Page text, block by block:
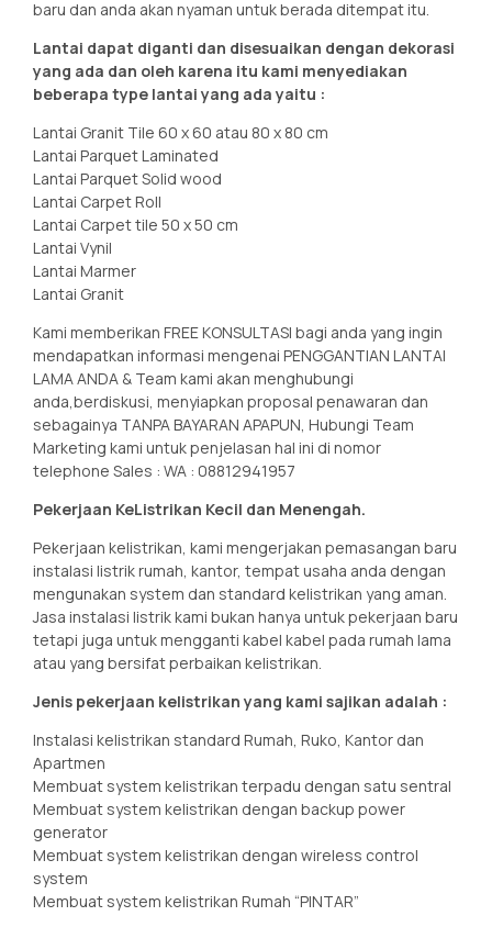
baru dan anda akan nyaman untuk berada ditempat itu.
Lantai dapat diganti dan disesuaikan dengan dekorasi
yang ada dan oleh karena itu kami menyediakan
beberapa type lantai yang ada yaitu :
Lantai Granit Tile 60 x 60 atau 80 x 80 cm
Lantai Parquet Laminated
Lantai Parquet Solid wood
Lantai Carpet Roll
Lantai Carpet tile 50 x 50 cm
Lantai Vynil
Lantai Marmer
Lantai Granit
Kami memberikan FREE KONSULTASI bagi anda yang ingin
mendapatkan informasi mengenai PENGGANTIAN LANTAI
LAMA ANDA & Team kami akan menghubungi
anda,berdiskusi, menyiapkan proposal penawaran dan
sebagainya TANPA BAYARAN APAPUN, Hubungi Team
Marketing kami untuk penjelasan hal ini di nomor
telephone Sales : WA : 08812941957
Pekerjaan KeListrikan Kecil dan Menengah.
Pekerjaan kelistrikan, kami mengerjakan pemasangan baru
instalasi listrik rumah, kantor, tempat usaha anda dengan
mengunakan system dan standard kelistrikan yang aman.
Jasa instalasi listrik kami bukan hanya untuk pekerjaan baru
tetapi juga untuk mengganti kabel kabel pada rumah lama
atau yang bersifat perbaikan kelistrikan.
Jenis pekerjaan kelistrikan yang kami sajikan adalah :
Instalasi kelistrikan standard Rumah, Ruko, Kantor dan
Apartmen
Membuat system kelistrikan terpadu dengan satu sentral
Membuat system kelistrikan dengan backup power
generator
Membuat system kelistrikan dengan wireless control
system
Membuat system kelistrikan Rumah “PINTAR”